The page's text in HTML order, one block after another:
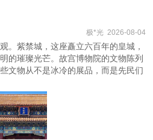
身份证原件至景区刷身份证入园即可
游通知的集合时间提前到达集合地
，迟到15分钟视为放弃该行程，无法
、出行前一天23:00前工作人员和您
通！注意查看短信！具体时间以导游
区现场人流为准，谢谢。
，请务必仔细阅读
明公约，使您的旅程顺利圆满完成，
》 ，请您认真阅读并切实遵守。
极*光 2026-08-04
。紫禁城，这座矗立六百年的皇城，
的璀璨光芒。故宫博物院的文物陈列
文物从不是冰冷的展品，而是先民们